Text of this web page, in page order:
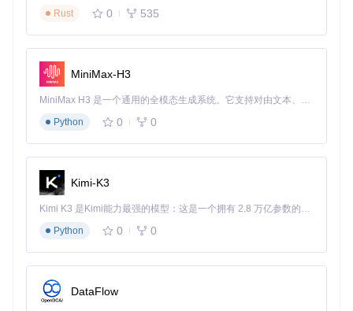
否提供解决方案！
终端高效操作：全命令行的开发体验
对于终端爱好者，OpenCode提供了纯粹的命令行交互模式，
无需离开终端即可完成所有开发任务：
代码搜索与替换
实时错误分析与修复
图3：OpenCode终端界面，展示代码变更对比和自然语言交
效率提升自测清单
评估你的开发效率水平，看看OpenCode能带来哪些改进：
□ 理解新项目架构耗时超过1小时
Rust
0 535
MiniMax-H3
MiniMax H3 是一个通用的全模态生成系统。它支持对由文本、图像、视频和音频组成的多模态上下文进行统一理解，并能生成分辨率高达 2K、时长可达 15 秒的带原生立体声音频的视频。得益于面向任务泛化的系统设计，H3 在预训练阶段就已具备广泛的多模态上下文理解与生成能力，能够出色地执行复杂的多模态指令。
Python
0 0
Kimi-K3
Kimi K3 是Kimi能力最强的模型：这是一个拥有 2.8 万亿参数的混合专家（MoE）模型，具备原生视觉理解能力，并支持 100 万 token 的上下文窗口。
Python
0 0
DataFlow